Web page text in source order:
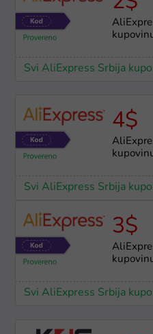
Svi AliExpress Srbija
4$
Svi AliExpress Srbija
3$
Svi AliExpress Srbija